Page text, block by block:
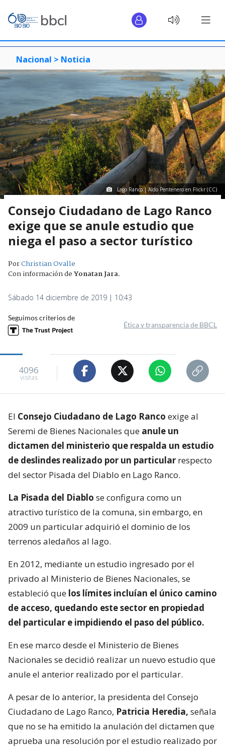
Nacional > Noticia
Lago Ranco | Aldo Pentenero en Flickr (CC)
Consejo Ciudadano de Lago Ranco
exige que se anule estudio que
niega el paso a sector turístico
PorChristian Ovalle
Con información deYonatan Jara.
Sábado 14 diciembre de 2019 | 10:43
Seguimos criterios de
Ética y transparencia de BBCL
4096
visitas
El Consejo Ciudadano de Lago Ranco exige al
Seremi de Bienes Nacionales que anule un
dictamen del ministerio que respalda un estudio
de deslindes realizado por un particular respecto
del sector Pisada del Diablo en Lago Ranco.
La Pisada del Diablo se configura como un
atractivo turístico de la comuna, sin embargo, en
2009 un particular adquirió el dominio de los
terrenos aledaños al lago.
En 2012, mediante un estudio ingresado por el
privado al Ministerio de Bienes Nacionales, se
estableció que los límites incluían el único camino
de acceso, quedando este sector en propiedad
del particular e impidiendo el paso del público.
En ese marco desde el Ministerio de Bienes
Nacionales se decidió realizar un nuevo estudio que
anule el anterior realizado por el particular.
A pesar de lo anterior, la presidenta del Consejo
Ciudadano de Lago Ranco, Patricia Heredia, señala
que no se ha emitido la anulación del dictamen que
aprueba una resolución por el estudio realizado por